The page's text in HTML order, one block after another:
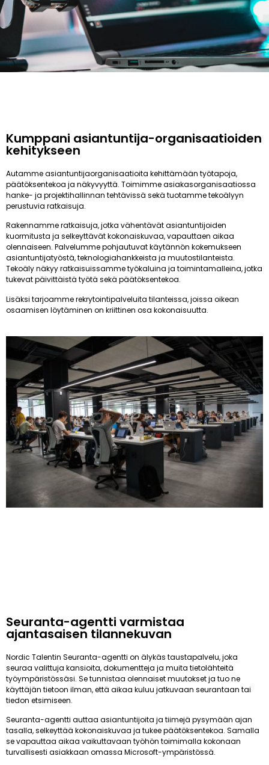
Kumppani asiantuntija-organisaatioiden
kehitykseen
Autamme asiantuntijaorganisaatioita kehittämään työtapoja,
päätöksentekoa ja näkyvyyttä. Toimimme asiakasorganisaatiossa
hanke- ja projektihallinnan tehtävissä sekä tuotamme tekoälyyn
perustuvia ratkaisuja.
Rakennamme ratkaisuja, jotka vähentävät asiantuntijoiden
kuormitusta ja selkeyttävät kokonaiskuvaa, vapauttaen aikaa
olennaiseen. Palvelumme pohjautuvat käytännön kokemukseen
asiantuntijatyöstä, teknologiahankkeista ja muutostilanteista.
Tekoäly näkyy ratkaisuissamme työkaluina ja toimintamalleina, jotka
tukevat päivittäistä työtä sekä päätöksentekoa.
Lisäksi tarjoamme rekrytointipalveluita tilanteissa, joissa oikean
osaamisen löytäminen on kriittinen osa kokonaisuutta.
Seuranta-agentti varmistaa
ajantasaisen tilannekuvan
Nordic Talentin Seuranta-agentti on älykäs taustapalvelu, joka
seuraa valittuja kansioita, dokumentteja ja muita tietolähteitä
työympäristössäsi. Se tunnistaa olennaiset muutokset ja tuo ne
käyttäjän tietoon ilman, että aikaa kuluu jatkuvaan seurantaan tai
tiedon etsimiseen.
Seuranta-agentti auttaa asiantuntijoita ja tiimejä pysymään ajan
tasalla, selkeyttää kokonaiskuvaa ja tukee päätöksentekoa. Samalla
se vapauttaa aikaa vaikuttavaan työhön toimimalla kokonaan
turvallisesti asiakkaan omassa Microsoft-ympäristössä.